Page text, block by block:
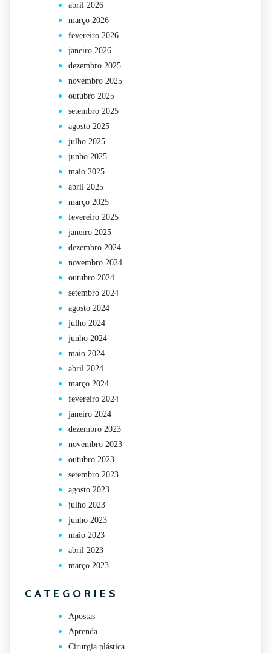
abril 2026
março 2026
fevereiro 2026
janeiro 2026
dezembro 2025
novembro 2025
outubro 2025
setembro 2025
agosto 2025
julho 2025
junho 2025
maio 2025
abril 2025
março 2025
fevereiro 2025
janeiro 2025
dezembro 2024
novembro 2024
outubro 2024
setembro 2024
agosto 2024
julho 2024
junho 2024
maio 2024
abril 2024
março 2024
fevereiro 2024
janeiro 2024
dezembro 2023
novembro 2023
outubro 2023
setembro 2023
agosto 2023
julho 2023
junho 2023
maio 2023
abril 2023
março 2023
CATEGORIES
Apostas
Aprenda
Cirurgia plástica